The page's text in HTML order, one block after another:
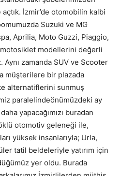
İzmir’de otomobilin kalbi
Suzuki ve MG
Aprilia, Moto Guzzi, Piaggio,
modellerini değerli
zamanda SUV ve Scooter
müşterilere bir plazada
alternatiflerini sunmuş
paralelindeönümüzdeki ay
yapacağımızı buradan
otomotiv geleneği ile,
yüksek insanlarıyla; Urla,
tatil beldeleriyle yatırım için
yer oldu. Burada